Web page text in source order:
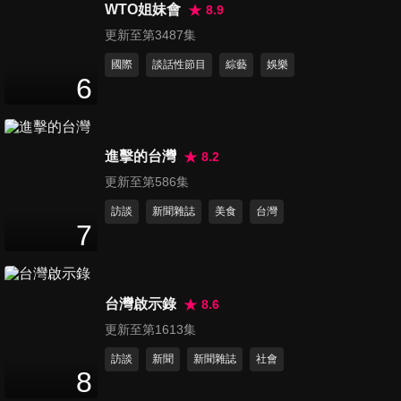
有女人才懂得困擾？！
第940集 健康猶如走鋼索，誤
第941集 醫師祕辛大揭露！這
些你有所不知？！
47
第943集 疾病悄悄入侵中，毫
無預警損害你身體？！
6
WTO姐妹會
8.9
更新至第3487集
國際 談話性節目 綜藝 娛樂
7
進擊的台灣
8.2
更新至第586集
訪談 新聞雜誌 美食 台灣
8
台灣啟示錄
8.6
更新至第1613集
訪談 新聞 新聞雜誌 社會